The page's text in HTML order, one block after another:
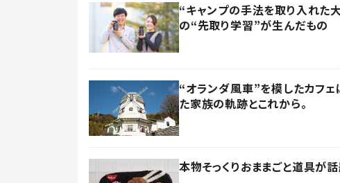
“キャンプの手法を取り入れた
の“先取り学習”が生んだもの
“オランダ風車”を模したカフ
た家族の軌跡とこれから。
本物そっくりおままごと道具